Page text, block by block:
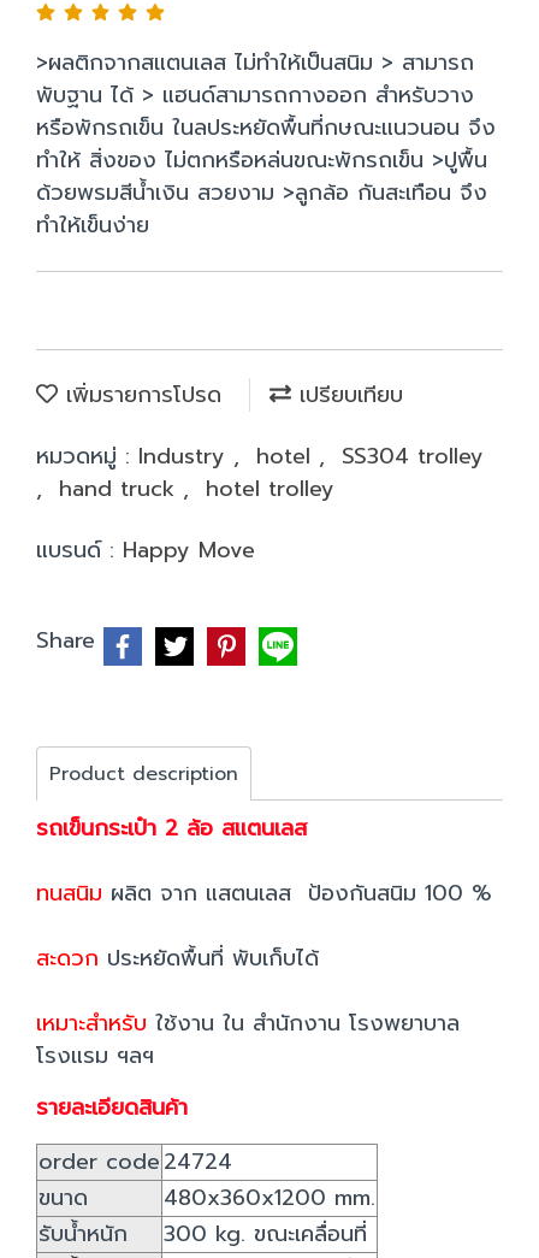
>ผลติกจากสแตนเลส ไม่ทำให้เป็นสนิม > สามารถ
พับฐาน ได้ > แฮนด์สามารถกางออก สำหรับวาง
หรือพักรถเข็น ในลประหยัดพื้นที่กษณะแนวนอน จึง
ทำให้ สิ่งของ ไม่ตกหรือหล่นขณะพักรถเข็น >ปูพื้น
ด้วยพรมสีน้ำเงิน สวยงาม >ลูกล้อ กันสะเทือน จึง
ทำให้เข็นง่าย
เพิ่มรายการโปรด
เปรียบเทียบ
หมวดหมู่ : Industry , hotel , SS304 trolley
, hand truck , hotel trolley
แบรนด์ : Happy Move
Share
Product description
รถเข็นกระเป๋า 2 ล้อ สแตนเลส
ทนสนิม ผลิต จาก แสตนเลส ป้องกันสนิม 100 %
สะดวก ประหยัดพื้นที่ พับเก็บได้
เหมาะสำหรับ ใช้งาน ใน สำนักงาน โรงพยาบาล
โรงแรม ฯลฯ
รายละเอียดสินค้า
order code24724
ขนาด
480x360x1200 mm.
รับน้ำหนัก
300 kg. ขณะเคลื่อนที่